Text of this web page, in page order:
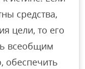
средства,
цели, то его
всеобщим
обеспечить